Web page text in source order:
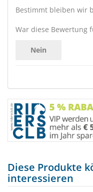
Bestimmt bleiben wir
War diese Bewertung
Nein
Diese Produkte
interessieren